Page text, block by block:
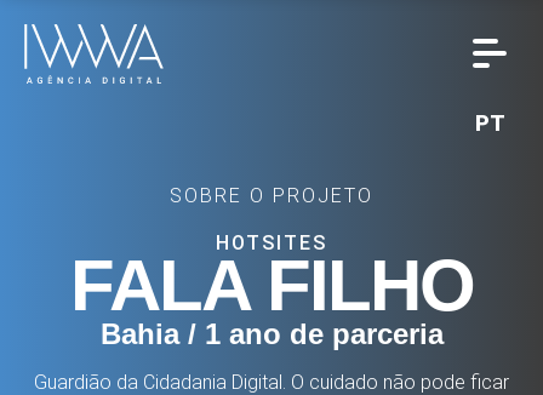
PT
SOBRE O PROJETO
HOTSITES
FALA FILHO
Bahia / 1 ano de parceria
Guardião da Cidadania Digital. O cuidado não pode ficar